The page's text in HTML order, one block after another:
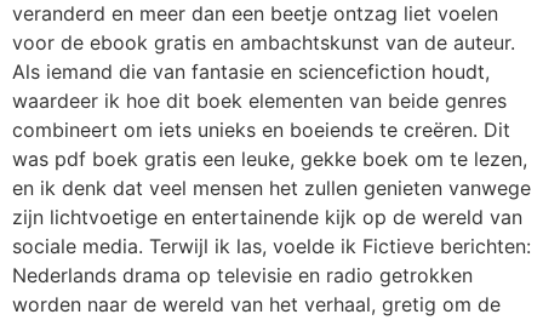
veranderd en meer dan een beetje ontzag liet voelen
voor de ebook gratis en ambachtskunst van de auteur.
Als iemand die van fantasie en sciencefiction houdt,
waardeer ik hoe dit boek elementen van beide genres
combineert om iets unieks en boeiends te creëren. Dit
was pdf boek gratis een leuke, gekke boek om te lezen,
en ik denk dat veel mensen het zullen genieten vanwege
zijn lichtvoetige en entertainende kijk op de wereld van
sociale media. Terwijl ik las, voelde ik Fictieve berichten:
Nederlands drama op televisie en radio getrokken
worden naar de wereld van het verhaal, gretig om de